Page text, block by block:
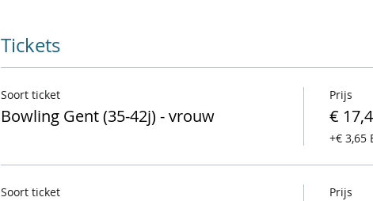
Tickets
Soort ticket
Bowling Gent (35-42j) - vrouw
Prijs
€
+€ 3,65
Soort ticket Prijs